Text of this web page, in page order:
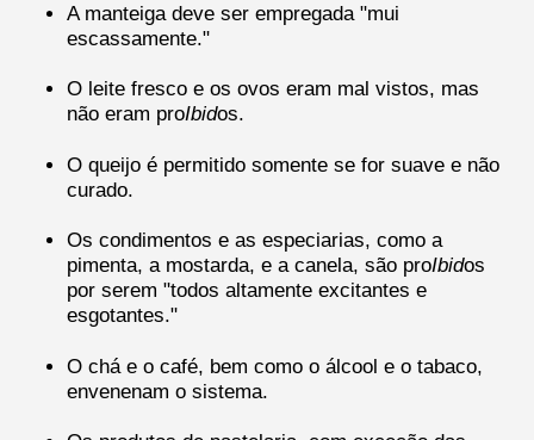
A manteiga deve ser empregada "mui
escassamente."
O leite fresco e os ovos eram mal vistos, mas
não eram proIbidos.
O queijo é permitido somente se for suave e não
curado.
Os condimentos e as especiarias, como a
pimenta, a mostarda, e a canela, são proIbidos
por serem "todos altamente excitantes e
esgotantes."
O chá e o café, bem como o álcool e o tabaco,
envenenam o sistema.